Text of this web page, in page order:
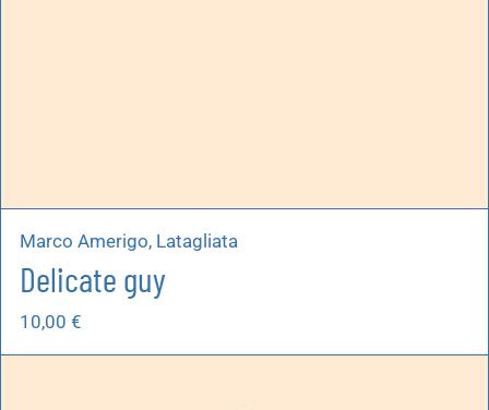
Marco Amerigo, Latagliata
Delicate guy
10,00 €